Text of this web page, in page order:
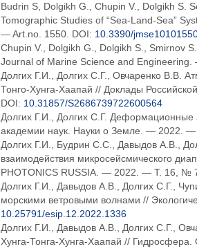
Budrin S, Dolgikh G., Chupin V., Dolgikh S.
Tomographic Studies of “Sea-Land-Sea”
— Art.no. 1550. DOI: 10.3390/
Chupin V., Dolgikh G., Dolgikh S., Smirnov
Journal of Marine Science and
Долгих Г.И., Долгих С.Г., Овчаренко В.В.
Тонго-Хунга-Хаапай // Доклады
DOI: 10.31857/S2686739722600564
Долгих Г.И., Долгих С.Г. Деформационные
академии наук. Науки о Земле. — 2022.
Долгих Г.И., Будрин С.С., Давыдов А.В.,
взаимодействия микросейсмического
PHOTONICS RUSSIA. — 2022. — Т. 16, №
Долгих Г.И., Давыдов А.В., Долгих С.Г.,
морскими ветровыми волнами //
10.25791/esip.12.2022.1336
Долгих Г.И., Давыдов А.В., Долгих С.Г.,
Хунга-Тонга-Хунга-Хаапай //